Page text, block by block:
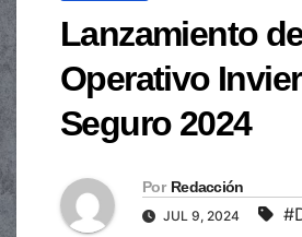
Lanzamiento
Operativo
Seguro 2024
Por Redacción
JUL 9, 2024